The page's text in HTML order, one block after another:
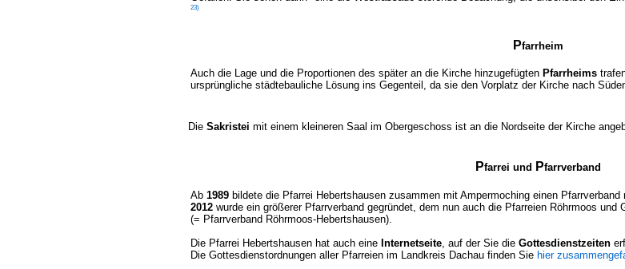
23)
Pfarrheim
Auch die Lage und die Proportionen des später an die Kirche hinzugefügten Pfarrheims
ursprüngliche städtebauliche Lösung ins Gegenteil, da sie den Vorplatz der Kirche nach
Die Sakristei mit einem kleineren Saal im Obergeschoss ist an die Nordseite der Kirche
Pfarrei und Pfarrverband
Ab 1989 bildete die Pfarrei Hebertshausen zusammen mit Ampermoching einen
2012 wurde ein größerer Pfarrverband gegründet, dem nun auch die Pfarreien Röhrmoos und
(= Pfarrverband Röhrmoos-Hebertshausen).
Die Pfarrei Hebertshausen hat auch eine Internetseite, auf der Sie die Gottesdienstzeiten
Die Gottesdienstordnungen aller Pfarreien im Landkreis Dachau finden Sie hier